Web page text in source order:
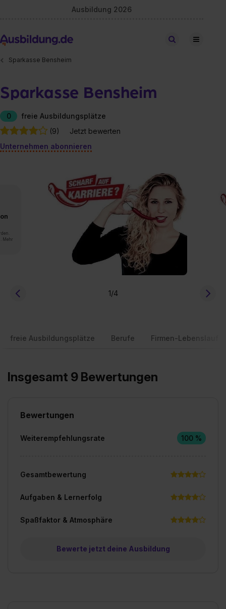
Ausbildung 2026
Stellen finden
Sparkasse Bensheim
Sparkasse Bensheim
0
freie Ausbildungsplätze
(9)
Jetzt bewerten
Unternehmen abonnieren
Mehr
1/4
freie Ausbildungsplätze Berufe Firmen-Lebenslauf
Insgesamt 9 Bewertungen
Bewertungen
Weiterempfehlungsrate 100 %
Gesamtbewertung
Aufgaben & Lernerfolg
Spaßfaktor & Atmosphäre
Bewerte jetzt deine Ausbildung